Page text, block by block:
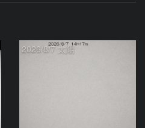
2026/8/7 太陽